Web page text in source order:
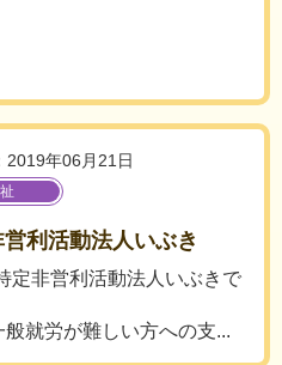
2019年06月21日
利活動法人いぶき
定非営利活動法人いぶきで
就労が難しい方への支...